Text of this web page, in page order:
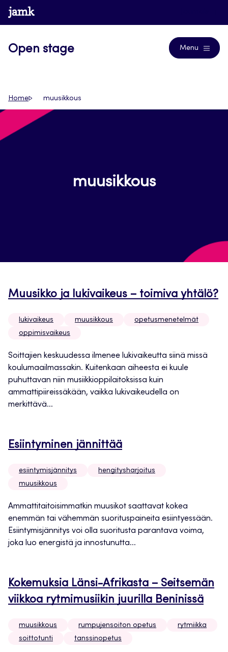
Siirry
suoraan
www.jamk.fi
Open stage Menu
Home muusikkous
muusikkous
Muusikko ja lukivaikeus – toimiva yhtälö?
lukivaikeus muusikkous
opetusmenetelmät
oppimisvaikeus
Soittajien keskuudessa ilmenee lukivaikeutta siinä missä
koulumaailmassakin. Kuitenkaan aiheesta ei kuule
puhuttavan niin musiikkioppilaitoksissa kuin
ammattipiireissäkään, vaikka lukivaikeudella on
merkittävä...
Esiintyminen jännittää
esiintymisjännitys
hengitysharjoitus
muusikkous
Ammattitaitoisimmatkin muusikot saattavat kokea
enemmän tai vähemmän suorituspaineita esiintyessään.
Esiintymisjännitys voi olla suoritusta parantava voima,
joka luo energistä ja innostunutta...
Kokemuksia Länsi-Afrikasta – Seitsemän
viikkoa rytmimusiikin juurilla Beninissä
muusikkous rumpujensoiton opetus
rytmiikka
soittotunti
tanssinopetus